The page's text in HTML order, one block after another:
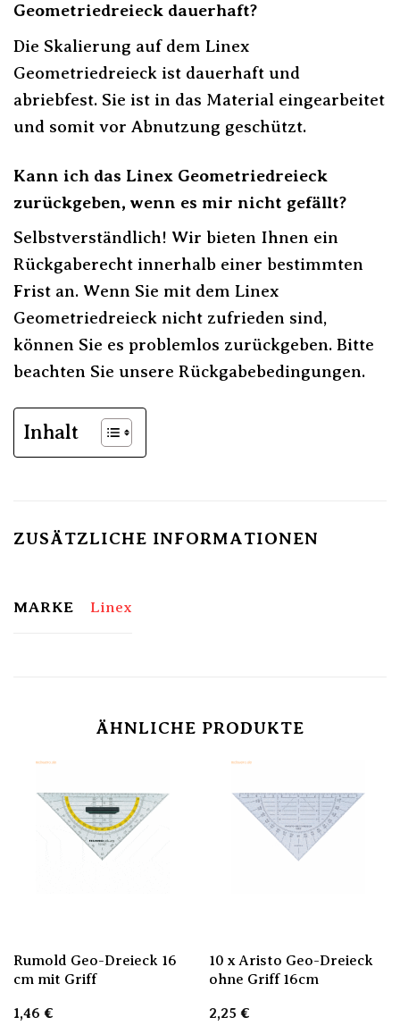
Geometriedreieck dauerhaft?
Die Skalierung auf dem Linex
Geometriedreieck ist dauerhaft und
abriebfest. Sie ist in das Material eingearbeitet
und somit vor Abnutzung geschützt.
Kann ich das Linex Geometriedreieck
zurückgeben, wenn es mir nicht gefällt?
Selbstverständlich! Wir bieten Ihnen ein
Rückgaberecht innerhalb einer bestimmten
Frist an. Wenn Sie mit dem Linex
Geometriedreieck nicht zufrieden sind,
können Sie es problemlos zurückgeben. Bitte
beachten Sie unsere Rückgabebedingungen.
Inhalt
ZUSÄTZLICHE INFORMATIONEN
MARKE Linex
ÄHNLICHE PRODUKTE
Rumold Geo-Dreieck 16
cm mit Griff
1,46 €
10 x Aristo Geo-Dreieck
ohne Griff 16cm
2,25 €